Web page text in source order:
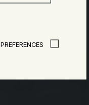
PREFERENCES